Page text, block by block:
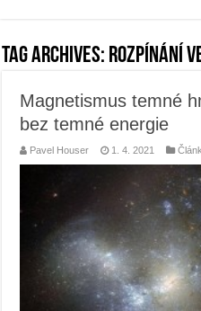
Tag Archives: rozpínání
Magnetismus temné
bez temné energie
Pavel Houser 1. 4. 2021